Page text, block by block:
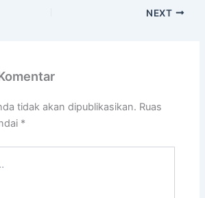
NEXT
tidak akan dipublikasikan. Ruas
*